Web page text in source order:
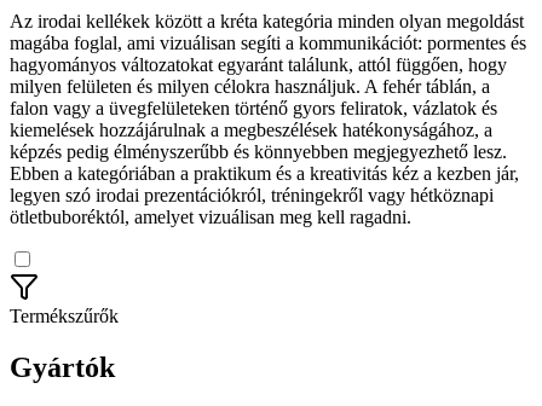
Az irodai kellékek között a kréta kategória minden olyan megoldást
magába foglal, ami vizuálisan segíti a kommunikációt: pormentes és
hagyományos változatokat egyaránt találunk, attól függően, hogy
milyen felületen és milyen célokra használjuk. A fehér táblán, a
falon vagy a üvegfelületeken történő gyors feliratok, vázlatok és
kiemelések hozzájárulnak a megbeszélések hatékonyságához, a
képzés pedig élményszerűbb és könnyebben megjegyezhető lesz.
Ebben a kategóriában a praktikum és a kreativitás kéz a kezben jár,
legyen szó irodai prezentációkról, tréningekről vagy hétköznapi
ötletbuboréktól, amelyet vizuálisan meg kell ragadni.
Termékszűrők
Gyártók